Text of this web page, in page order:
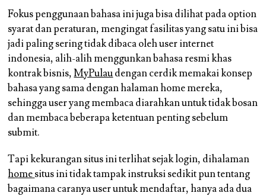
Fokus penggunaan bahasa ini juga bisa dilihat pada option
syarat dan peraturan, mengingat fasilitas yang satu ini bisa
jadi paling sering tidak dibaca oleh user internet
indonesia, alih-alih menggunkan bahasa resmi khas
kontrak bisnis,MyPulaudengan cerdik memakai konsep
bahasa yang sama dengan halaman home mereka,
sehingga user yang membaca diarahkan untuk tidak bosan
dan membaca beberapa ketentuan penting sebelum
submit.
Tapi kekurangan situs ini terlihat sejak login, dihalaman
homesitus ini tidak tampak instruksi sedikit pun tentang
bagaimana caranya user untuk mendaftar, hanya ada dua